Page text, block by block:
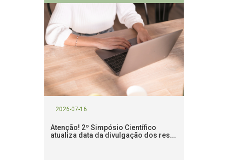
2026-07-16
Atenção! 2º Simpósio Científico
atualiza data da divulgação dos res...